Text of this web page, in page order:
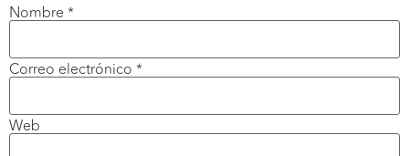
Nombre *
Correo electrónico *
Web